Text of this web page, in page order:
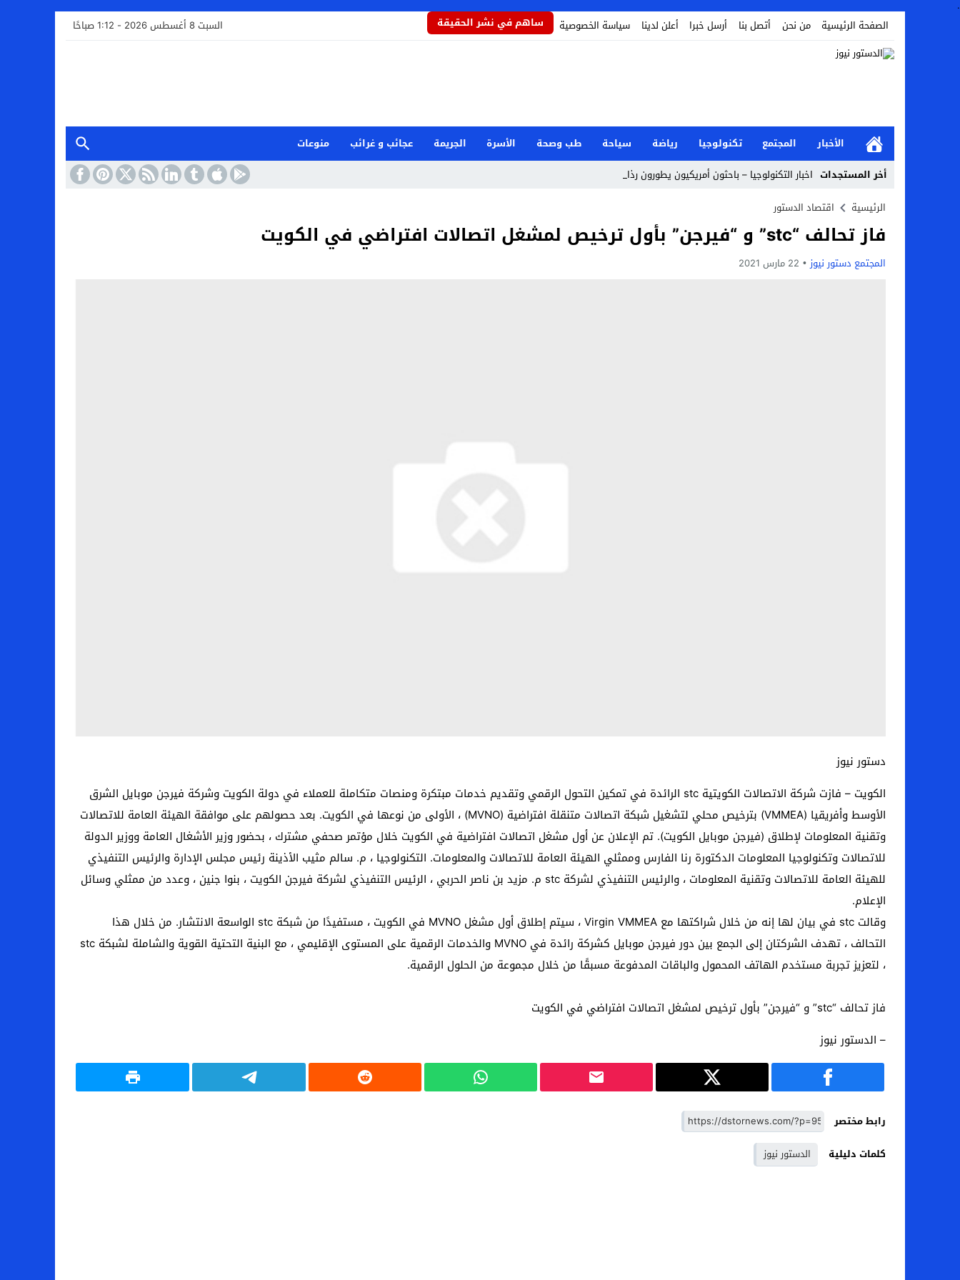
.
الصفحة الرئيسية
من نحن أتصل بنا أرسل خبرا أعلن لدينا سياسة الخصوصية ساهم في نشر الحقيقة السبت 8 أغسطس 2026 - 1:12 صباحًا
الأخبار المجتمع تكنولوجيا رياضة سياحة طب وصحة الأسرة الجريمة عجائب و غرائب
منوعات
أخر المستجدات اخبار التكنولوجيا – باحثون أمريكيون يطورون رذاذاً _
Stop
Previous
Next
الرئيسية اقتصاد الدستور
فاز تحالف “stc” و “فيرجن” بأول ترخيص لمشغل اتصالات افتراضي في الكويت
المجتمع دستور نيوز 22 مارس 2021
دستور نيوز
الكويت – فازت شركة الاتصالات الكويتية stc الرائدة في تمكين التحول الرقمي وتقديم خدمات مبتكرة ومنصات متكاملة للعملاء في دولة الكويت وشركة فيرجن موبايل الشرق
الأوسط وأفريقيا (VMMEA) بترخيص محلي لتشغيل شبكة اتصالات متنقلة افتراضية (MVNO) ، الأولى من نوعها في الكويت. بعد حصولهم على موافقة الهيئة العامة للاتصالات
وتقنية المعلومات لإطلاق (فيرجن موبايل الكويت). تم الإعلان عن أول مشغل اتصالات افتراضية في الكويت خلال مؤتمر صحفي مشترك ، بحضور وزير الأشغال العامة ووزير الدولة
للاتصالات وتكنولوجيا المعلومات الدكتورة رنا الفارس وممثلي الهيئة العامة للاتصالات والمعلومات. التكنولوجيا ، م. سالم مثيب الأذينة رئيس مجلس الإدارة والرئيس التنفيذي
للهيئة العامة للاتصالات وتقنية المعلومات ، والرئيس التنفيذي لشركة stc م. مزيد بن ناصر الحربي ، الرئيس التنفيذي لشركة فيرجن الكويت ، بنوا جنين ، وعدد من ممثلي وسائل
الإعلام.
وقالت stc في بيان لها إنه من خلال شراكتها مع Virgin VMMEA ، سيتم إطلاق أول مشغل MVNO في الكويت ، مستفيدًا من شبكة stc الواسعة الانتشار. من خلال هذا
التحالف ، تهدف الشركتان إلى الجمع بين دور فيرجن موبايل كشركة رائدة في MVNO والخدمات الرقمية على المستوى الإقليمي ، مع البنية التحتية القوية والشاملة لشبكة stc
، لتعزيز تجربة مستخدم الهاتف المحمول والباقات المدفوعة مسبقًا من خلال مجموعة من الحلول الرقمية.
فاز تحالف “stc” و “فيرجن” بأول ترخيص لمشغل اتصالات افتراضي في الكويت
– الدستور نيوز
رابط مختصر
كلمات دليلية
الدستور نيوز